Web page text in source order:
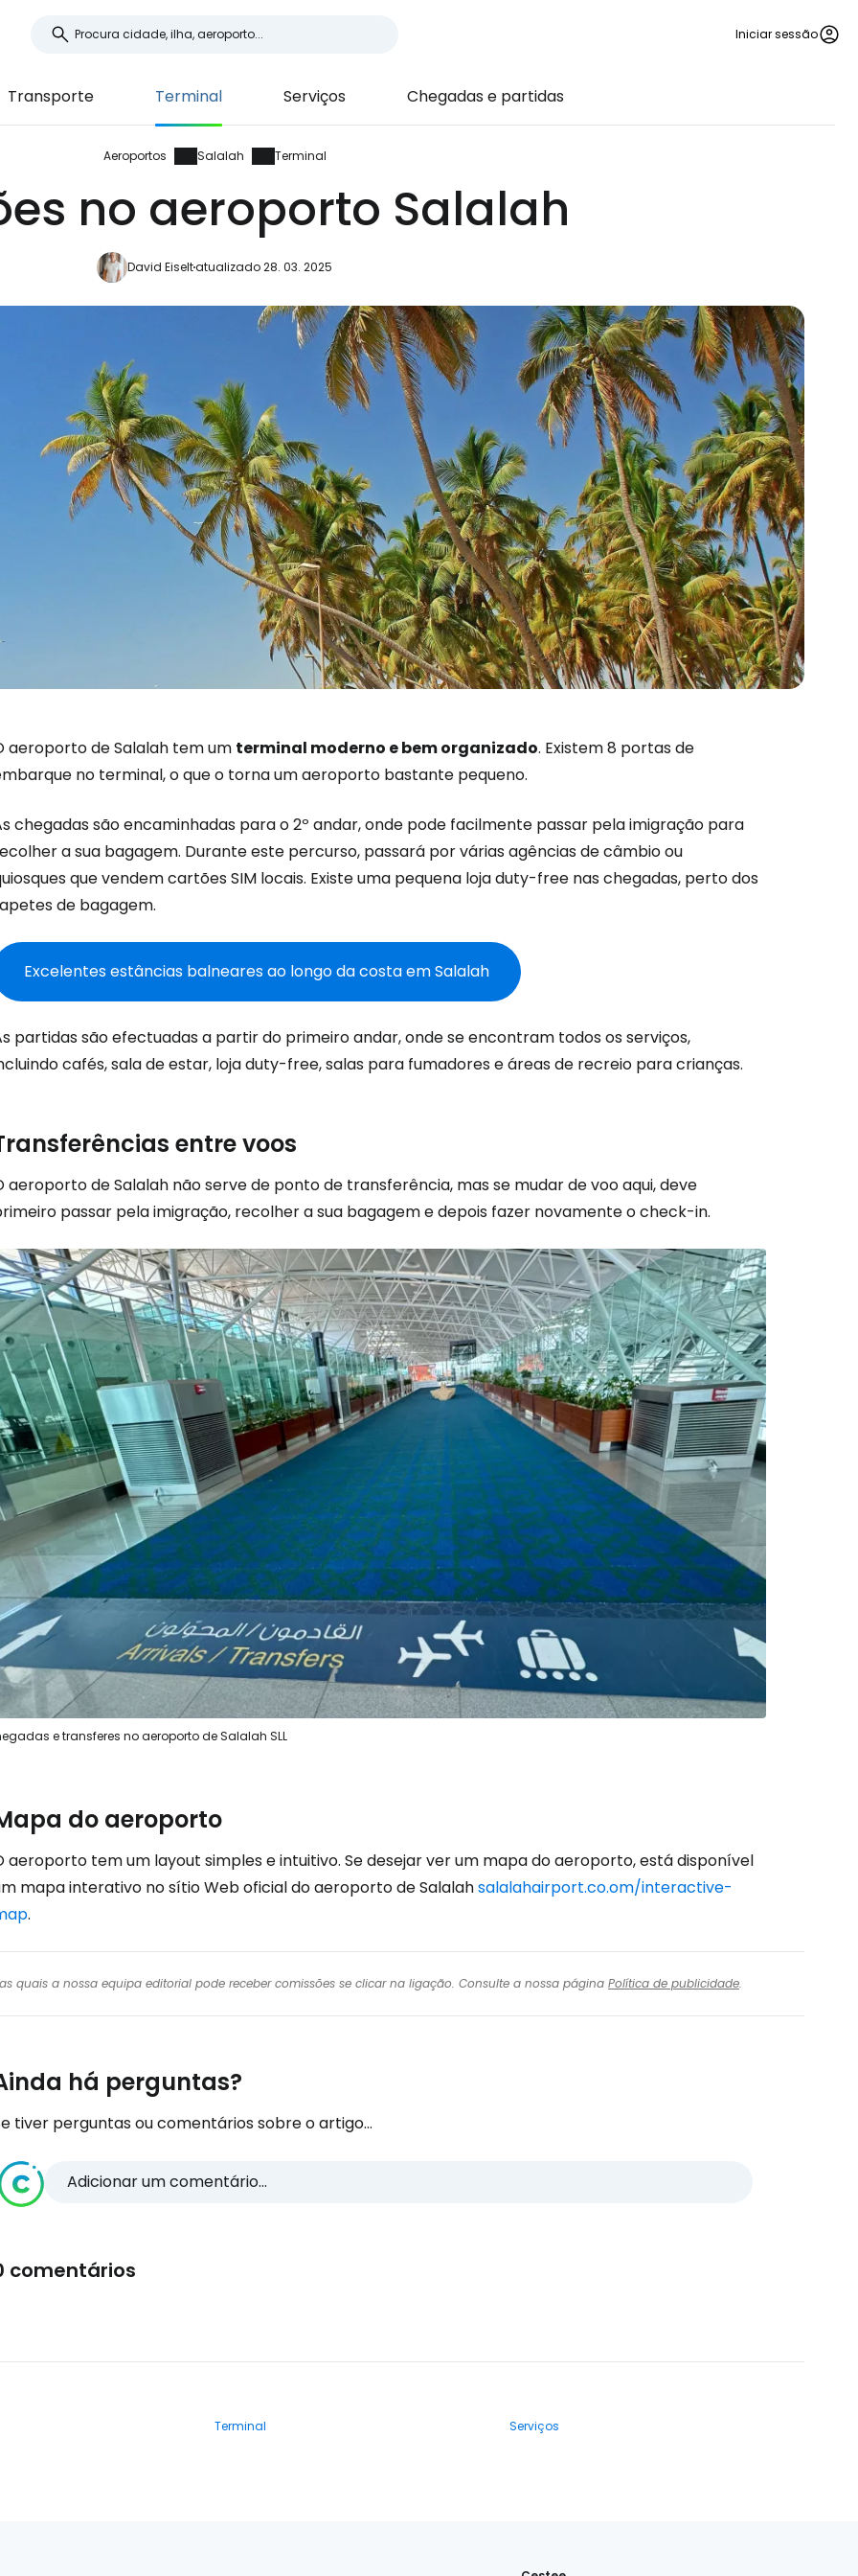
Iniciar sessão
Transporte Terminal Serviços Chegadas e partidas
Aeroportos Salalah Terminal
no aeroporto Salalah
David Eiseltatualizado 28. 03. 2025
aeroporto de Salalah tem um terminal moderno e bem organizado. Existem 8 portas de
no terminal, o que o torna um aeroporto bastante pequeno.
chegadas são encaminhadas para o 2º andar, onde pode facilmente passar pela imigração para
a sua bagagem. Durante este percurso, passará por várias agências de câmbio ou
que vendem cartões SIM locais. Existe uma pequena loja duty-free nas chegadas, perto dos
de bagagem.
Excelentes estâncias balneares ao longo da costa em Salalah
partidas são efectuadas a partir do primeiro andar, onde se encontram todos os serviços,
cafés, sala de estar, loja duty-free, salas para fumadores e áreas de recreio para crianças.
entre voos
aeroporto de Salalah não serve de ponto de transferência, mas se mudar de voo aqui, deve
passar pela imigração, recolher a sua bagagem e depois fazer novamente o check-in.
e transferes no aeroporto de Salalah SLL
do aeroporto
aeroporto tem um layout simples e intuitivo. Se desejar ver um mapa do aeroporto, está disponível
mapa interativo no sítio Web oficial do aeroporto de Salalahsalalahairport.co.om/interactive-
.
quais a nossa equipa editorial pode receber comissões se clicar na ligação. Consulte a nossa página Política de publicidade.
há perguntas?
tiver perguntas ou comentários sobre o artigo...
Adicionar um comentário...
comentários
Terminal Serviços
Iniciar sessão no Cestee
Continuar com o Facebook
Continuar com o correio eletrónico